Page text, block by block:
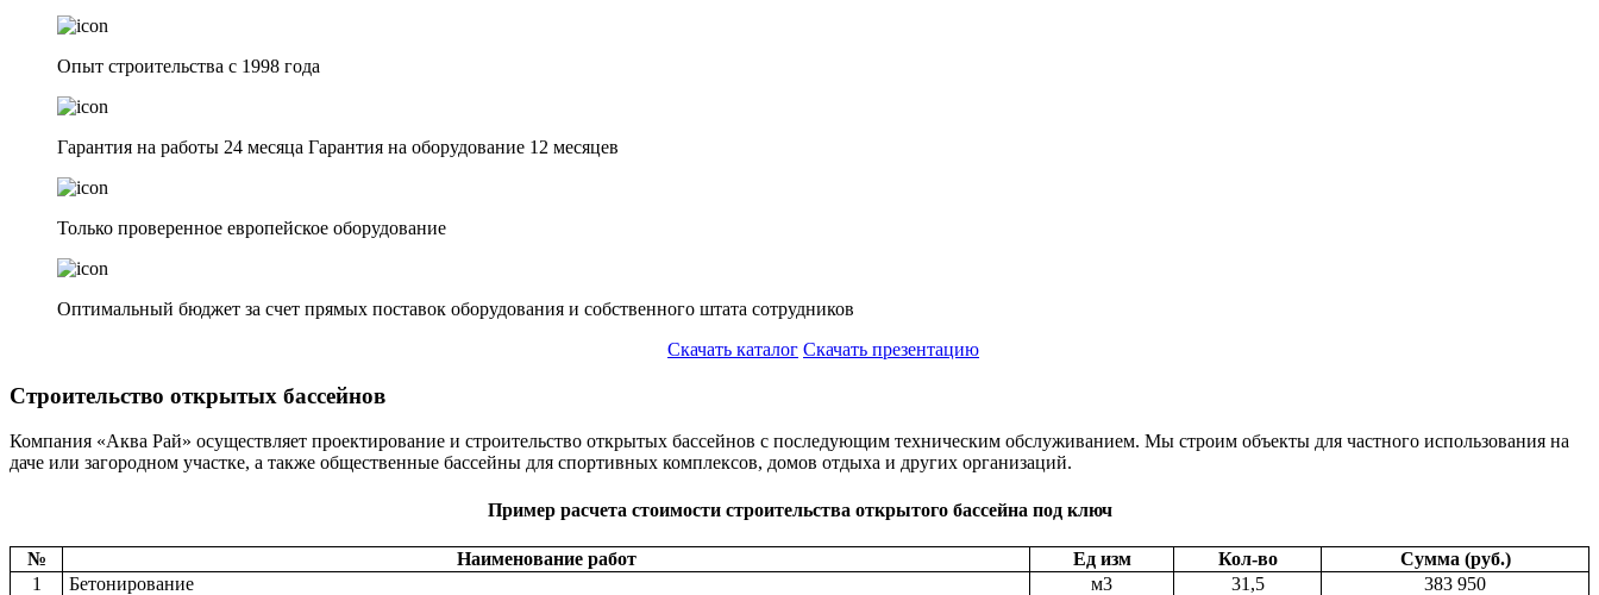
Опыт строительства с 1998 года
Гарантия на работы 24 месяца Гарантия на оборудование 12 месяцев
Только проверенное европейское оборудование
Оптимальный бюджет за счет прямых поставок оборудования и собственного штата сотрудников
Скачать каталог Скачать презентацию
Строительство открытых бассейнов
Компания «Аква Рай» осуществляет проектирование и строительство открытых бассейнов с последующим техническим обслуживанием. Мы строим объекты для частного использования на
даче или загородном участке, а также общественные бассейны для спортивных комплексов, домов отдыха и других организаций.
Пример расчета стоимости строительства открытого бассейна под ключ
№ Наименование работ Ед изм Кол-во
Сумма (руб.)
1
Бетонирование м3 31,5
383 950